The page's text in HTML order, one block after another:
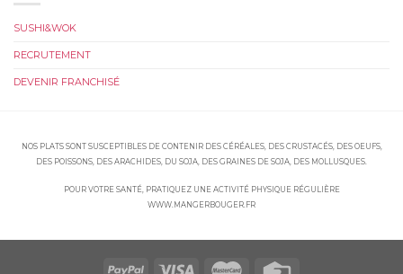
SUSHI&WOK
RECRUTEMENT
DEVENIR FRANCHISÉ
NOS PLATS SONT SUSCEPTIBLES DE CONTENIR DES CÉRÉALES, DES CRUSTACÉS, DES OEUFS,
DES POISSONS, DES ARACHIDES, DU SOJA, DES GRAINES DE SOJA, DES MOLLUSQUES.
POUR VOTRE SANTÉ, PRATIQUEZ UNE ACTIVITÉ PHYSIQUE RÉGULIÈRE
WWW.MANGERBOUGER.FR